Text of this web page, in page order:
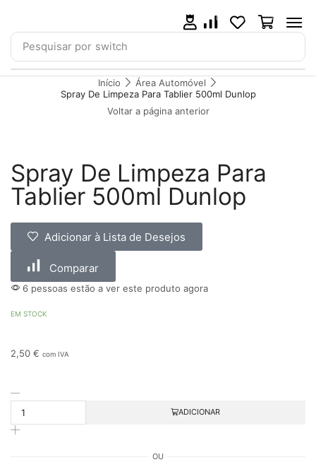
Pesquisar por Smartwatch
0 0 0
Início
Área Automóvel
Spray De Limpeza Para Tablier 500ml Dunlop
Voltar a página anterior
Spray De Limpeza Para
Tablier 500ml Dunlop
Adicionar à Lista de Desejos
Comparar
6 pessoas estão a ver este produto agora
EM STOCK
2,50 € com IVA
ADICIONAR
OU